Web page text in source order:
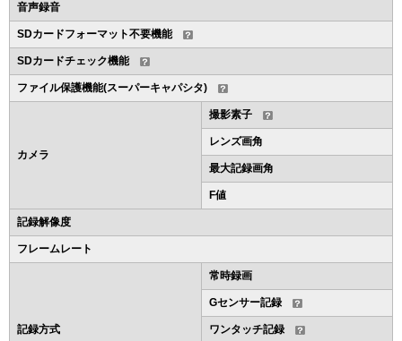
音声録音
SDカードフォーマット不要機能
SDカードチェック機能
ファイル保護機能(スーパーキャパシタ)
カメラ
撮影素子
レンズ画角
最大記録画角
F値
記録解像度
フレームレート
記録方式
常時録画
Gセンサー記録
ワンタッチ記録